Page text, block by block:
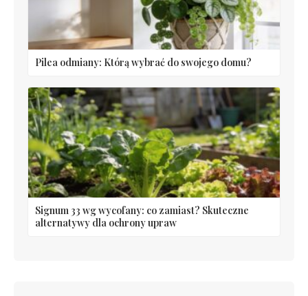
Pilea odmiany: Którą wybrać do swojego domu?
Signum 33 wg wycofany: co zamiast? Skuteczne
alternatywy dla ochrony upraw